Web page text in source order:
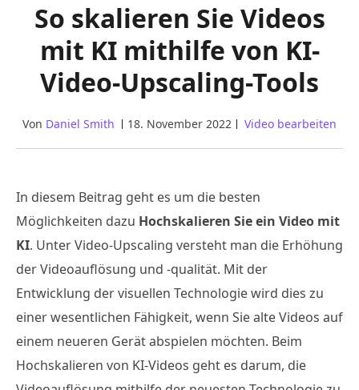
So skalieren Sie Videos
mit KI mithilfe von KI-
Video-Upscaling-Tools
Von Daniel Smith 18. November 2022 Video bearbeiten
In diesem Beitrag geht es um die besten
Möglichkeiten dazu Hochskalieren Sie ein Video mit
KI. Unter Video-Upscaling versteht man die Erhöhung
der Videoauflösung und -qualität. Mit der
Entwicklung der visuellen Technologie wird dies zu
einer wesentlichen Fähigkeit, wenn Sie alte Videos auf
einem neueren Gerät abspielen möchten. Beim
Hochskalieren von KI-Videos geht es darum, die